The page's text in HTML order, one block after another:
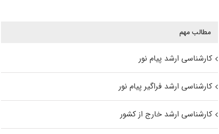
مطالب مهم
کارشناسی ارشد پیام نور
کارشناسی ارشد فراگیر پیام نور
کارشناسی ارشد خارج از کشور